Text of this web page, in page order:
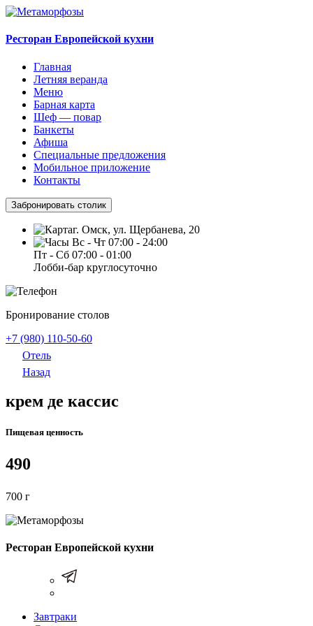
Ресторан Европейской кухни
Главная
Летняя веранда
Меню
Барная карта
Шеф — повар
Банкеты
Афиша
Специальные предложения
Мобильное приложение
Контакты
Забронировать столик
г. Омск, ул. Щербанева, 20
Вс - Чт 07:00 - 24:00
Пт - Сб 07:00 - 01:00
Лобби-бар круглосуточно
Бронирование столов
+7 (980) 110-50-60
Отель
Назад
крем де кассис
Пищевая ценность
490
700 г
Ресторан Европейской кухни
Завтраки